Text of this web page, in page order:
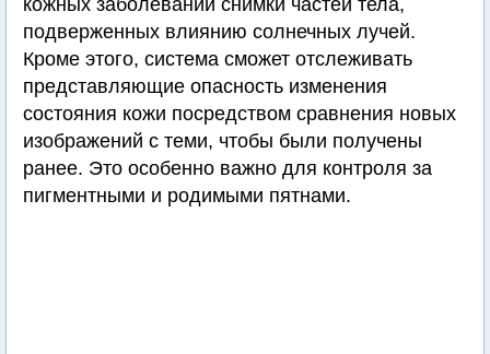
кожных заболеваний снимки частей тела,
подверженных влиянию солнечных лучей.
Кроме этого, система сможет отслеживать
представляющие опасность изменения
состояния кожи посредством сравнения новых
изображений с теми, чтобы были получены
ранее. Это особенно важно для контроля за
пигментными и родимыми пятнами.